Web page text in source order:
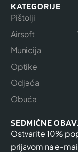
KATEGORIJE
Pištolji
Airsoft
Municija
Optike
Odjeća
Obuća
SEDMIČNE
Ostvarite 10%
prijavom na e-